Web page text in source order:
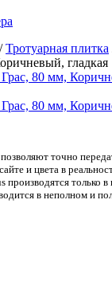
/Тротуарная плитка
гладкая
точно
и цвета в
только в
в неполном и